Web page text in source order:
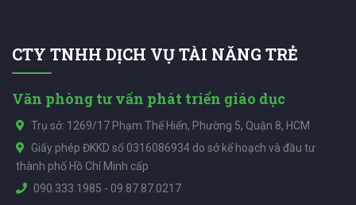
CTY TNHH DỊCH VỤ TÀI NĂNG TRẺ
Văn phòng tư vấn phát triển giáo dục
Trụ sở: 1269/17 Phạm Thế Hiển, Phường 5, Quận 8, HCM
Giấy phép ĐKKD số 0316086934 do sở kế hoạch và đầu tư
thành phố Hồ Chí Minh cấp
090.333.1985 - 09.87.87.0217